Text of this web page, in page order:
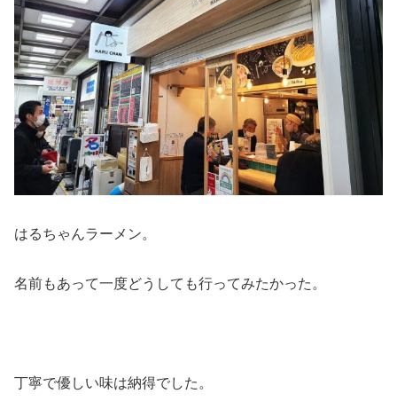
はるちゃんラーメン。
名前もあって一度どうしても行ってみたかった。
丁寧で優しい味は納得でした。